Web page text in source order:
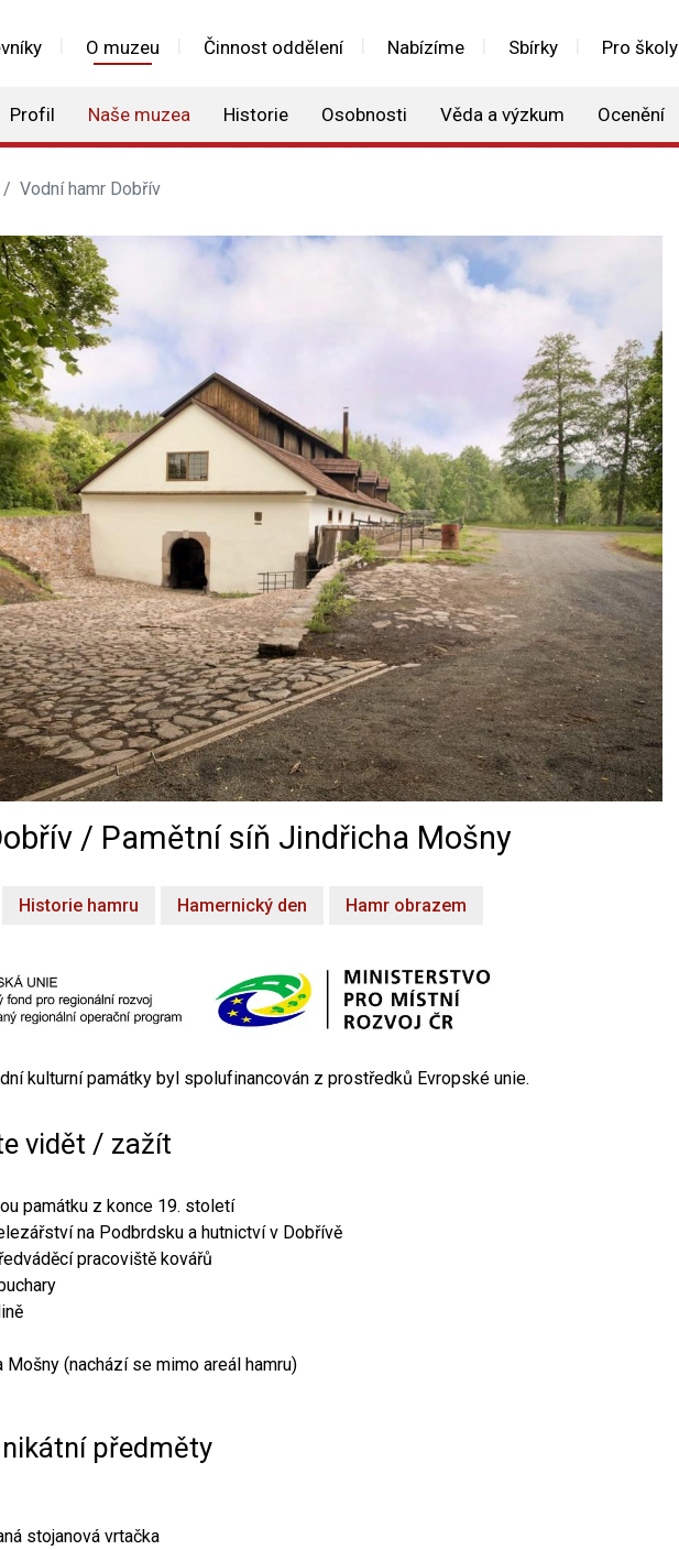
O muzeu Činnost oddělení Nabízíme Sbírky Pro školy
Profil Naše muzea Historie Osobnosti Věda a výzkum Ocenění
Vodní hamr Dobřív
/ Pamětní síň Jindřicha Mošny
Historie hamru Hamernický den Hamr obrazem
kulturní památky byl spolufinancován z prostředků Evropské unie.
vidět / zažít
památku z konce 19. století
na Podbrdsku a hutnictví v Dobřívě
pracoviště kovářů
(nachází se mimo areál hamru)
předměty
stojanová vrtačka